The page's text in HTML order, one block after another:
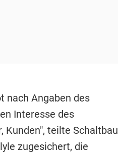
nach Angaben des
Interesse des
Kunden", teilte Schaltbau
zugesichert, die